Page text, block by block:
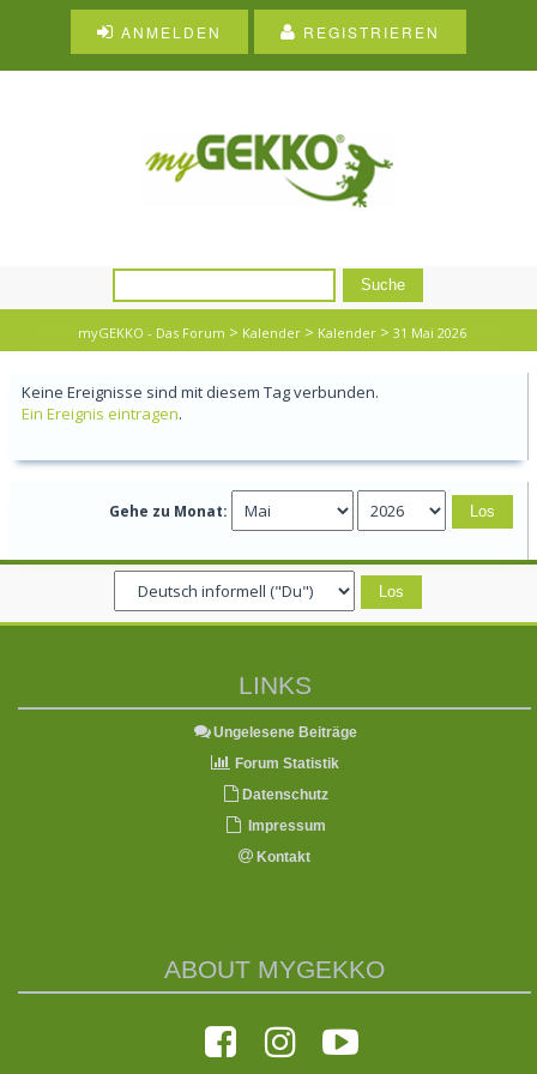
ANMELDEN REGISTRIEREN
myGEKKO - Das Forum > Kalender > Kalender > 31 Mai 2026
Keine Ereignisse sind mit diesem Tag verbunden.
Ein Ereignis eintragen.
Gehe zu Monat:
LINKS
Ungelesene Beiträge
Forum Statistik
Datenschutz
Impressum
Kontakt
ABOUT MYGEKKO